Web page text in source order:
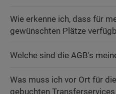
Wie erkenne ich, dass für
gewünschten Plätze
Welche sind die AGB's
Was muss ich vor Ort für
gebuchten